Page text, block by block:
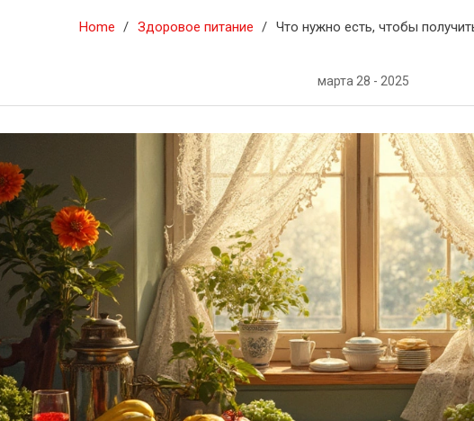
Home Здоровое питание Что нужно есть, чтобы
марта 28 - 2025